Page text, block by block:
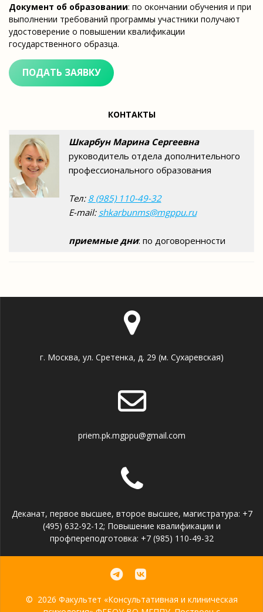
Документ об образовании: по окончании обучения и при
выполнении требований программы участники получают
удостоверение о повышении квалификации
государственного образца.
ПОДАТЬ ЗАЯВКУ
КОНТАКТЫ
Шкарбун Марина Сергеевна
руководитель отдела дополнительного
профессионального образования
Тел: 8 (985) 110-49-32
E-mail: shkarbunms@mgppu.ru
приемные дни: по договоренности
г. Москва, ул. Сретенка, д. 29 (м. Сухаревская)
priem.pk.mgppu@gmail.com
Деканат, первое высшее, второе высшее, магистратура: +7
(495) 632-92-12; Повышение квалификации и
профпереподготовка: +7 (985) 110-49-32
© 2026 Факультет «Консультативная и клиническая